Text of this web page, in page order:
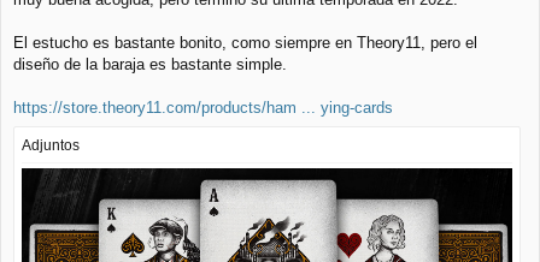
El estucho es bastante bonito, como siempre en Theory11, pero el
diseño de la baraja es bastante simple.
https://store.theory11.com/products/ham ... ying-cards
Adjuntos